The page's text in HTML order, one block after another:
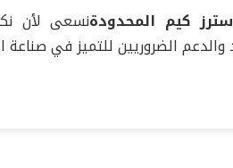
كيم المحدودةنسعى لأن
والدعم الضروريين للتميز في صناعة